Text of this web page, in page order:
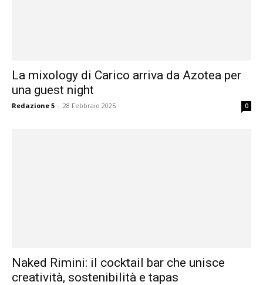
La mixology di Carico arriva da Azotea per
una guest night
Redazione 5 - 28 Febbraio 2025 0
Naked Rimini: il cocktail bar che unisce
creatività, sostenibilità e tapas